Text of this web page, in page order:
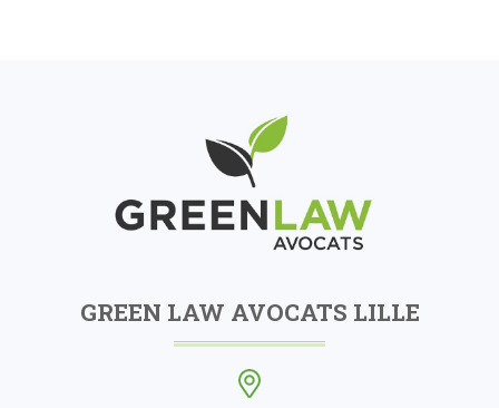
GREEN LAW AVOCATS LILLE